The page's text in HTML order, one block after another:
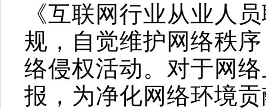
《互联网行业从业人
规，自觉维护网络秩
络侵权活动。对于网
报，为净化网络环境